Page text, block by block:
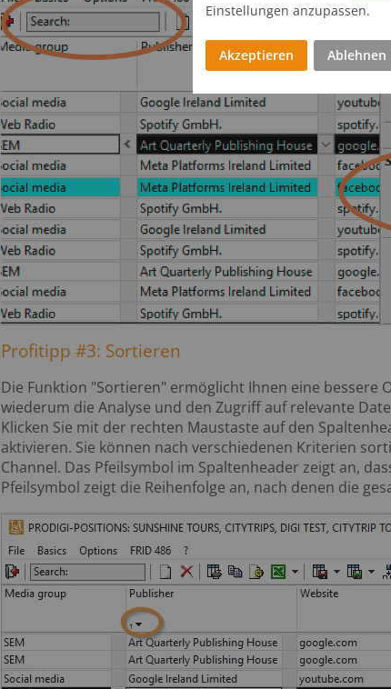
Profitipp #3: Sortieren
Die Funktion "Sortieren" ermöglicht Ihnen eine
wiederum die Analyse und den Zugriff auf relevante
Klicken Sie mit der rechten Maustaste auf den
aktivieren. Sie können nach verschiedenen Kriterien
Channel. Das Pfeilsymbol im Spaltenheader zeigt an,
Pfeilsymbol zeigt die Reihenfolge an, nach denen die
Einstellungen anzupassen.
Akzeptieren Ablehnen